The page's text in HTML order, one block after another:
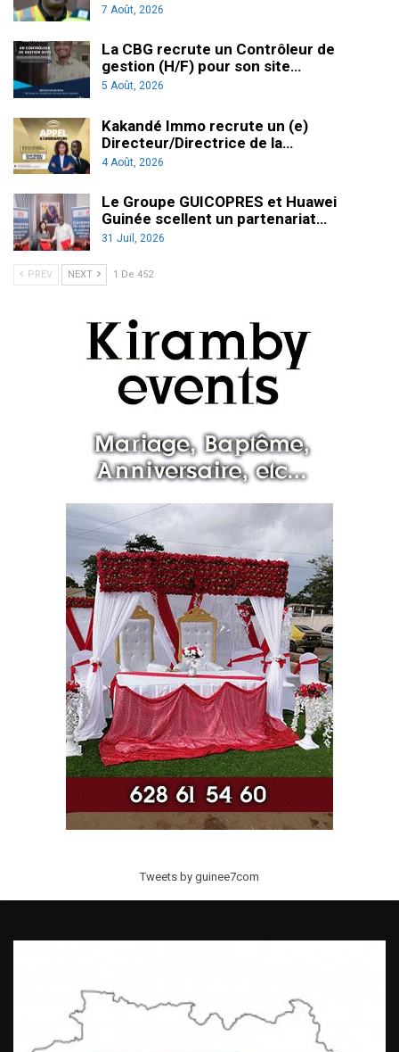
7 Août, 2026
La CBG recrute un Contrôleur de
gestion (H/F) pour son site…
5 Août, 2026
Kakandé Immo recrute un (e)
Directeur/Directrice de la…
4 Août, 2026
Le Groupe GUICOPRES et Huawei
Guinée scellent un partenariat…
31 Juil, 2026
PREV NEXT 1 De 452
Tweets by guinee7com